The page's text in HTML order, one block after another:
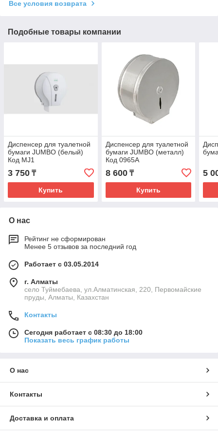
Все условия возврата
Подобные товары компании
Диспенсер для туалетной
бумаги JUMBO (белый)
Код MJ1
3 750 ₸
Купить
Диспенсер для туалетной
бумаги JUMBO (металл)
Код 0965А
8 600₸
Купить
5
О нас
Рейтинг не сформирован
Менее 5 отзывов за последний год
Работает с 03.05.2014
г. Алматы
село Туймебаева, ул.Алматинская, 220, Первомайские
пруды, Алматы, Казахстан
Контакты
Сегодня работает с 08:30 до 18:00
Показать весь график работы
О нас
Контакты
Доставка и оплата